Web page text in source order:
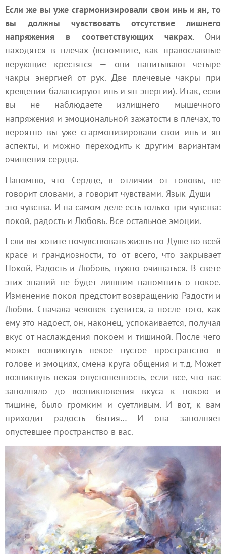
Если же вы уже сгармонизировали свои инь и ян, то
вы должны чувствовать отсутствие лишнего
напряжения в соответствующих чакрах. Они
находятся в плечах (вспомните, как православные
верующие крестятся — они напитывают четыре
чакры энергией от рук. Две плечевые чакры при
крещении балансируют инь и ян энергии). Итак, если
вы не наблюдаете излишнего мышечного
напряжения и эмоциональной зажатости в плечах, то
вероятно вы уже сгармонизировали свои инь и ян
аспекты, и можно переходить к другим вариантам
очищения сердца.
Напомню, что Сердце, в отличии от головы, не
говорит словами, а говорит чувствами. Язык Души —
это чувства. И на самом деле есть только три чувства:
покой, радостьи Любовь. Все остальное эмоции.
Если вы хотите почувствовать жизнь по Душе во всей
красе и грандиозности, то от всего, что закрывает
Покой, Радость и Любовь, нужно очищаться. В свете
этих знаний не будет лишним напомнить о покое.
Изменение покоя предстоит возвращению Радости и
Любви. Сначала человек суетится, а после того, как
ему это надоест, он, наконец, успокаивается, получая
вкус от наслаждения покоем и тишиной. После чего
может возникнуть некое пустое пространство в
голове и эмоциях, смена круга общения и т.д. Может
возникнуть некая опустошенность, если все, что вас
заполняло до возникновения вкуса к покою и
тишине, было громким и суетливым. И вот, к вам
приходит радость бытия… И она заполняет
опустевшее пространство в вас.